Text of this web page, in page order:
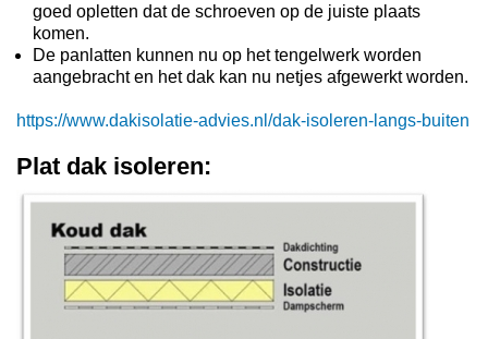
goed opletten dat de schroeven op de juiste plaats
komen.
De panlatten kunnen nu op het tengelwerk worden
aangebracht en het dak kan nu netjes afgewerkt worden.
https://www.dakisolatie-advies.nl/dak-isoleren-langs-buiten
Plat dak isoleren: